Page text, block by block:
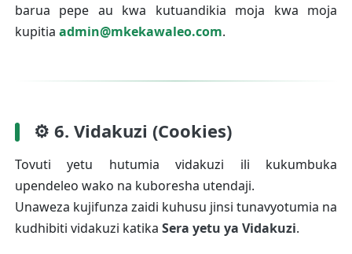
barua pepe au kwa kutuandikia moja kwa moja
kupitia admin@mkekawaleo.com.
⚙️ 6. Vidakuzi (Cookies)
Tovuti yetu hutumia vidakuzi ili kukumbuka
upendeleo wako na kuboresha utendaji.
Unaweza kujifunza zaidi kuhusu jinsi tunavyotumia na
kudhibiti vidakuzi katika Sera yetu ya Vidakuzi.